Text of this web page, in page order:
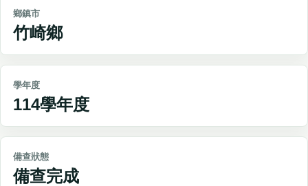
鄉鎮市
竹崎鄉
學年度
114學年度
備查狀態
備查完成